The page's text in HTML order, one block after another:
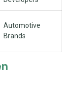
Automotive
Brands